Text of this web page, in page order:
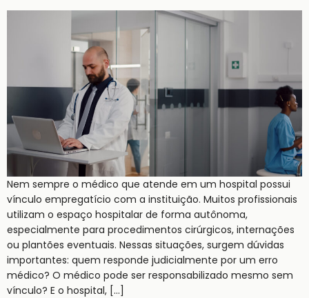
Nem sempre o médico que atende em um hospital possui
vínculo empregatício com a instituição. Muitos profissionais
utilizam o espaço hospitalar de forma autônoma,
especialmente para procedimentos cirúrgicos, internações
ou plantões eventuais. Nessas situações, surgem dúvidas
importantes: quem responde judicialmente por um erro
médico? O médico pode ser responsabilizado mesmo sem
vínculo? E o hospital, […]